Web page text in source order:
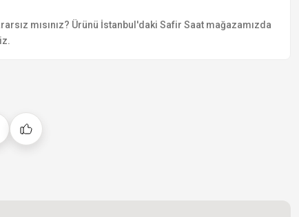
mısınız? Ürünü İstanbul'daki Safir Saat mağazamızda